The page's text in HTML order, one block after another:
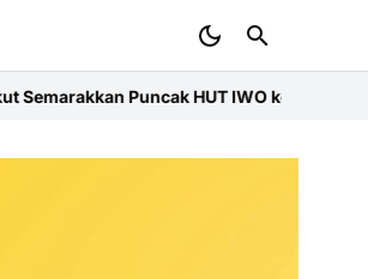
ke-14 NasionalBupati Soppeng Hadiri